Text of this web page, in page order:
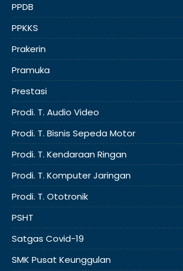
PPDB
PPKKS
Prakerin
Pramuka
Prestasi
Prodi. T. Audio Video
Prodi. T. Bisnis Sepeda Motor
Prodi. T. Kendaraan Ringan
Prodi. T. Komputer Jaringan
Prodi. T. Ototronik
PSHT
Satgas Covid-19
SMK Pusat Keunggulan